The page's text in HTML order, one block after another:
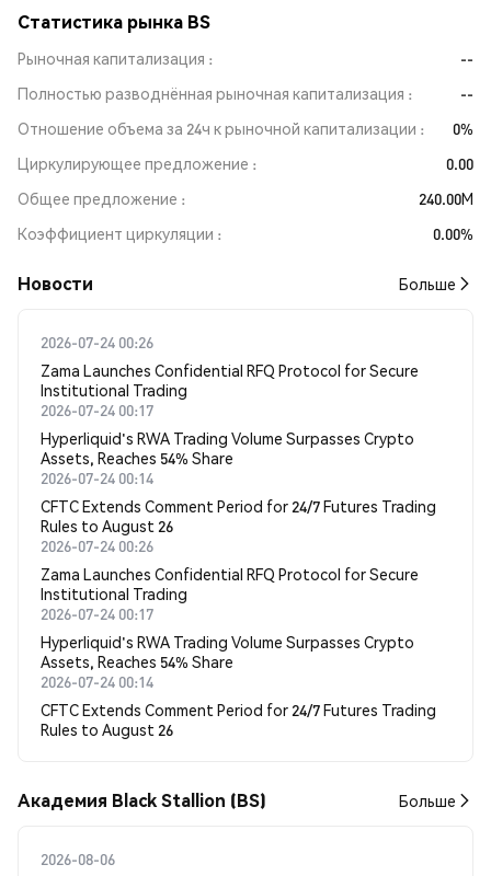
Статистика рынка BS
Рыночная капитализация
--
Полностью разводнённая рыночная капитализация
--
Отношение объема за 24ч к рыночной капитализации
0%
Циркулирующее предложение
0.00
Общее предложение
240.00M
Коэффициент циркуляции
0.00%
Новости Больше
2026-07-24 00:26
Zama Launches Confidential RFQ Protocol for Secure
Institutional Trading
2026-07-24 00:17
Hyperliquid's RWA Trading Volume Surpasses Crypto
Assets, Reaches 54% Share
2026-07-24 00:14
CFTC Extends Comment Period for 24/7 Futures Trading
Rules to August 26
2026-07-24 00:26
Zama Launches Confidential RFQ Protocol for Secure
Institutional Trading
2026-07-24 00:17
Hyperliquid's RWA Trading Volume Surpasses Crypto
Assets, Reaches 54% Share
2026-07-24 00:14
CFTC Extends Comment Period for 24/7 Futures Trading
Rules to August 26
Академия Black Stallion (BS) Больше
2026-08-06